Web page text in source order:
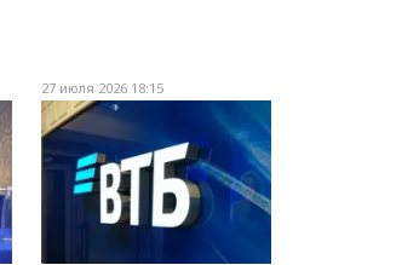
27 июля 2026 18:15